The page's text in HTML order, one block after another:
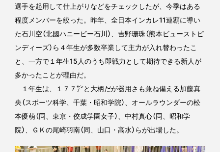
選手を起用して仕上がりなどをチェックしたが、今季はある
程度メンバーを絞った。昨年、全日本インカレ11連覇に導い
た石川空（北國ハニービー石川）、吉野珊珠（熊本ビューストピ
ンディーズ）ら４年生が多数卒業して主力が入れ替わったこ
と、一方で１年生15人のうち即戦力として期待できる新人が
多かったことが理由だ。
１年生は、１７７㌢と大柄だが器用さも兼ね備える加藤真
央（スポーツ科学、千葉・昭和学院）、オールラウンダーの松
本優萌（同、東京・佼成学園女子）、中村真心（同、昭和学
院）、ＧＫの尾崎羽南（同、山口・高水）らが出場した。